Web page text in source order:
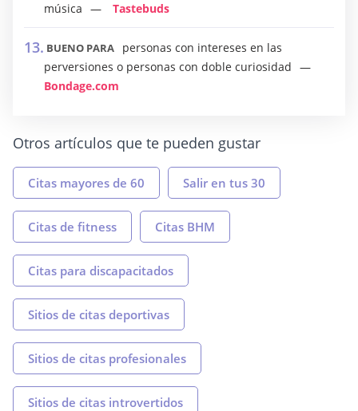
música
Tastebuds
BUENO PARA
personas con intereses en las
perversiones o personas con doble curiosidad
Bondage.com
Otros artículos que te pueden gustar
Citas mayores de 60 Salir en tus 30
Citas de fitness Citas BHM
Citas para discapacitados
Sitios de citas deportivas
Sitios de citas profesionales
Sitios de citas introvertidos